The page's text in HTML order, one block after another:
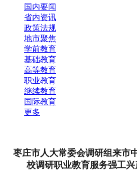
国内要闻
省内资讯
政策法规
地市聚焦
学前教育
基础教育
高等教育
职业教育
继续教育
国际教育
更多
枣庄市人大常委会调研组来市
校调研职业教育服务强工